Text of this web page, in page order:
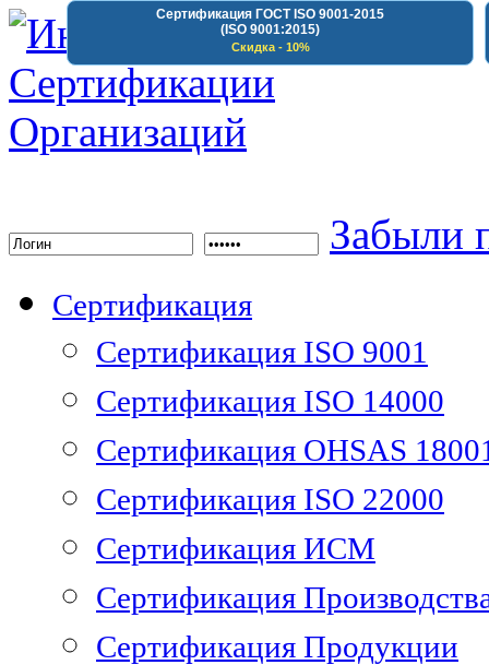
Сертификация ГОСТ ISO 9001-2015
(ISO 9001:2015)
Скидка - 10%
Забыли
Сертификация
Сертификация ISO 9001
Сертификация ISO 14000
Сертификация OHSAS
Сертификация ISO 22000
Сертификация ИСМ
Сертификация
Сертификация Продукции